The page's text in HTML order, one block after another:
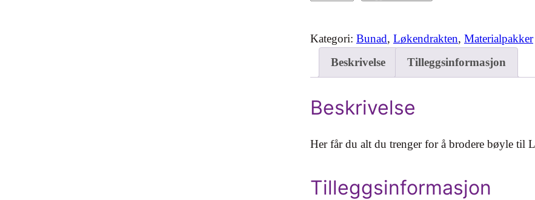
u
Kategori: Bunad, Løkendrakten, Materialpakker
Beskrivelse
Tilleggsinformasjon
Beskrivelse
Her får du alt du trenger for å brodere bøyle til
Tilleggsinformasjon